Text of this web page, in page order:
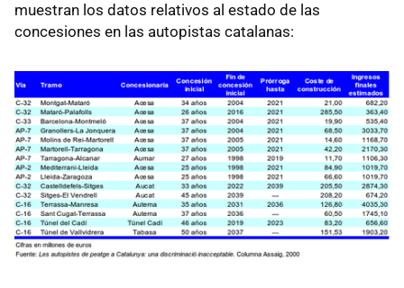
muestran los datos relativos al estado de las
concesiones en las autopistas catalanas: